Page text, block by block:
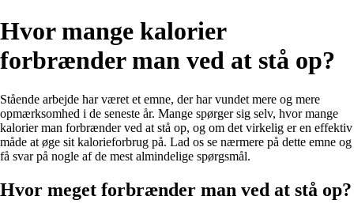
Hvor mange kalorier
forbrænder man ved at stå op?
Stående arbejde har været et emne, der har vundet mere og mere
opmærksomhed i de seneste år. Mange spørger sig selv, hvor mange
kalorier man forbrænder ved at stå op, og om det virkelig er en effektiv
måde at øge sit kalorieforbrug på. Lad os se nærmere på dette emne og
få svar på nogle af de mest almindelige spørgsmål.
Hvor meget forbrænder man ved at stå op?